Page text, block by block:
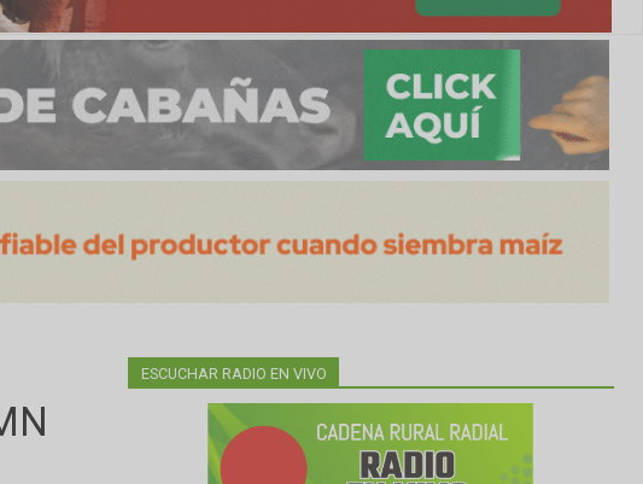
ESCUCHAR RADIO EN VIVO